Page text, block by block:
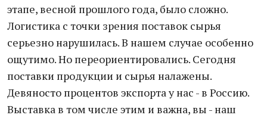
этапе, весной прошлого года, было сложно.
Логистика с точки зрения поставок сырья
серьезно нарушилась. В нашем случае особенно
ощутимо. Но переориентировались. Сегодня
поставки продукции и сырья налажены.
Девяносто процентов экспорта у нас - в Россию.
Выставка в том числе этим и важна, вы - наш